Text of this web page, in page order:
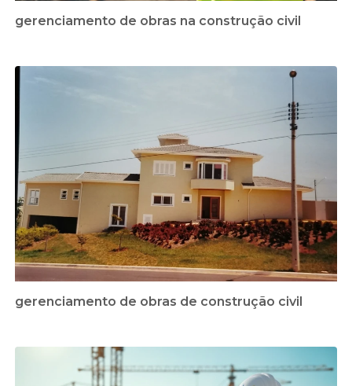
gerenciamento de obras na construção civil
gerenciamento de obras de construção civil